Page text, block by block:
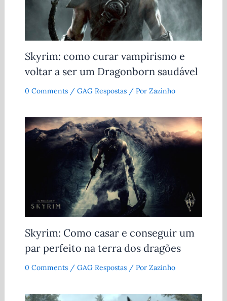
Skyrim: como curar vampirismo e
voltar a ser um Dragonborn saudável
0 Comments / GAG Respostas/ Por Zazinho
Skyrim: Como casar e conseguir um
par perfeito na terra dos dragões
0 Comments / GAG Respostas/ Por Zazinho